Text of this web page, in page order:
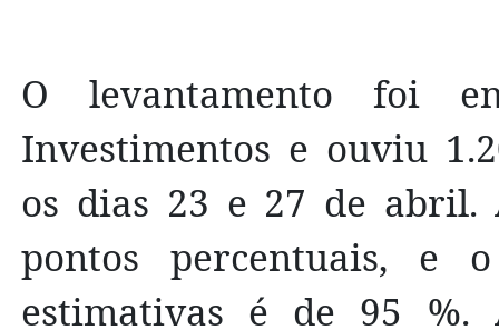
O levantamento foi
Investimentos e ouviu
os dias 23 e 27 de
pontos percentuais, e
estimativas é de 95 %.